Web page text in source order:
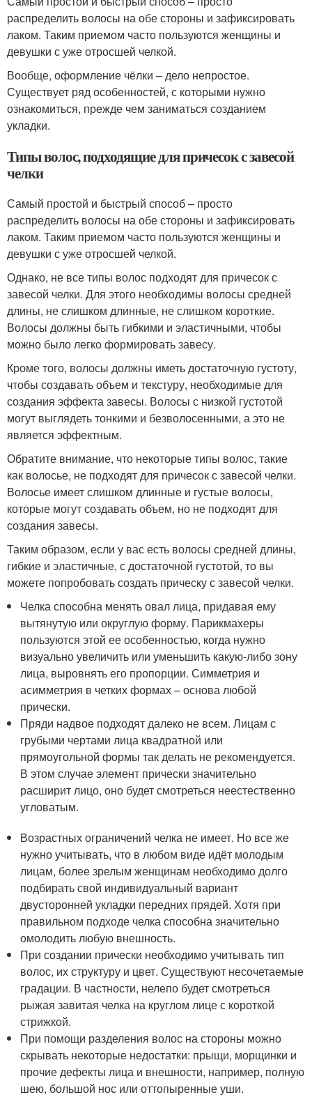
распределить волосы на обе стороны и зафиксировать
лаком. Таким приемом часто пользуются женщины и
девушки с уже отросшей челкой.
Вообще, оформление чёлки – дело непростое.
Существует ряд особенностей, с которыми нужно
ознакомиться, прежде чем заниматься созданием
укладки.
Типы волос, подходящие для причесок с завесой
челки
Самый простой и быстрый способ – просто
распределить волосы на обе стороны и зафиксировать
лаком. Таким приемом часто пользуются женщины и
девушки с уже отросшей челкой.
Однако, не все типы волос подходят для причесок с
завесой челки. Для этого необходимы волосы средней
длины, не слишком длинные, не слишком короткие.
Волосы должны быть гибкими и эластичными, чтобы
можно было легко формировать завесу.
Кроме того, волосы должны иметь достаточную густоту,
чтобы создавать объем и текстуру, необходимые для
создания эффекта завесы. Волосы с низкой густотой
могут выглядеть тонкими и безволосенными, а это не
является эффектным.
Обратите внимание, что некоторые типы волос, такие
как волосье, не подходят для причесок с завесой челки.
Волосье имеет слишком длинные и густые волосы,
которые могут создавать объем, но не подходят для
создания завесы.
Таким образом, если у вас есть волосы средней длины,
гибкие и эластичные, с достаточной густотой, то вы
можете попробовать создать прическу с завесой челки.
Челка способна менять овал лица, придавая ему
вытянутую или округлую форму. Парикмахеры
пользуются этой ее особенностью, когда нужно
визуально увеличить или уменьшить какую-либо зону
лица, выровнять его пропорции. Симметрия и
асимметрия в четких формах – основа любой
прически.
Пряди надвое подходят далеко не всем. Лицам с
грубыми чертами лица квадратной или
прямоугольной формы так делать не рекомендуется.
В этом случае элемент прически значительно
расширит лицо, оно будет смотреться неестественно
угловатым.
Возрастных ограничений челка не имеет. Но все же
нужно учитывать, что в любом виде идёт молодым
лицам, более зрелым женщинам необходимо долго
подбирать свой индивидуальный вариант
двусторонней укладки передних прядей. Хотя при
правильном подходе челка способна значительно
омолодить любую внешность.
При создании прически необходимо учитывать тип
волос, их структуру и цвет. Существуют несочетаемые
градации. В частности, нелепо будет смотреться
рыжая завитая челка на круглом лице с короткой
стрижкой.
При помощи разделения волос на стороны можно
скрывать некоторые недостатки: прыщи, морщинки и
прочие дефекты лица и внешности, например, полную
шею, большой нос или оттопыренные уши.